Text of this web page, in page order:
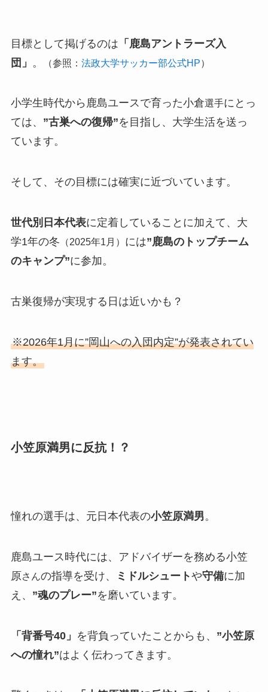
目標として掲げるのは 「鹿島アントラーズ入
団」 。 （参照： 法政大学サッカー部公式HP）
小学生時代から鹿島ユースで育った小倉選手にとっ
ては、 ”古巣への復帰”を目指し、大学生活を送っ
ています。
そして、その目標には確実に近づいています。
世代別日本代表に定着していることに加えて、大
学1年の冬 （2025年1月） には”鹿島のトップチーム
のキャンプ”に参加。
古巣復帰が実現する日は近いかも？
※2026年1月に”岡山への入団内定”が発表されてい
ます。
小笠原満男に反抗！？
憧れの選手は、元日本代表の小笠原満男 。
鹿島ユース時代には、アドバイザーを務める小笠
原さんの指導を受け、 ミドルシュートや守備に加
え、 ”魂のプレー”を磨いています。
「背番号40」 を背負っていたことからも、 ”小笠原
への憧れ”はよく伝わってきます。